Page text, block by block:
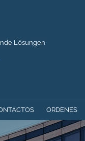
Lösungen
ORDENES